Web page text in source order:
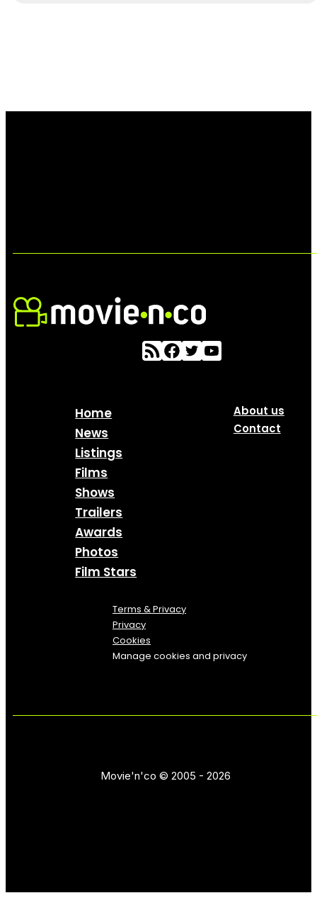
Home
News
Listings
Films
Shows
Trailers
Awards
Photos
Film Stars
About us
Contact
Terms & Privacy
Privacy
Cookies
Manage cookies and privacy
Movie'n'co © 2005 - 2026